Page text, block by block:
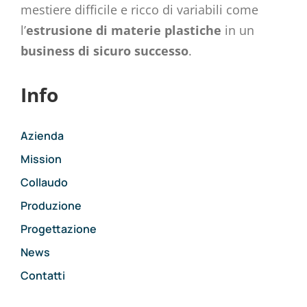
mestiere difficile e ricco di variabili come
l’estrusione di materie plastiche in un
business di sicuro successo.
Info
Azienda
Mission
Collaudo
Produzione
Progettazione
News
Contatti